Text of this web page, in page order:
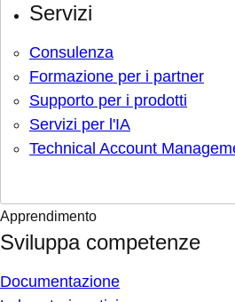
Servizi
Consulenza
Formazione per i partner
Supporto per i prodotti
Servizi per l'IA
Technical Account
Apprendimento
Sviluppa competenze
Documentazione